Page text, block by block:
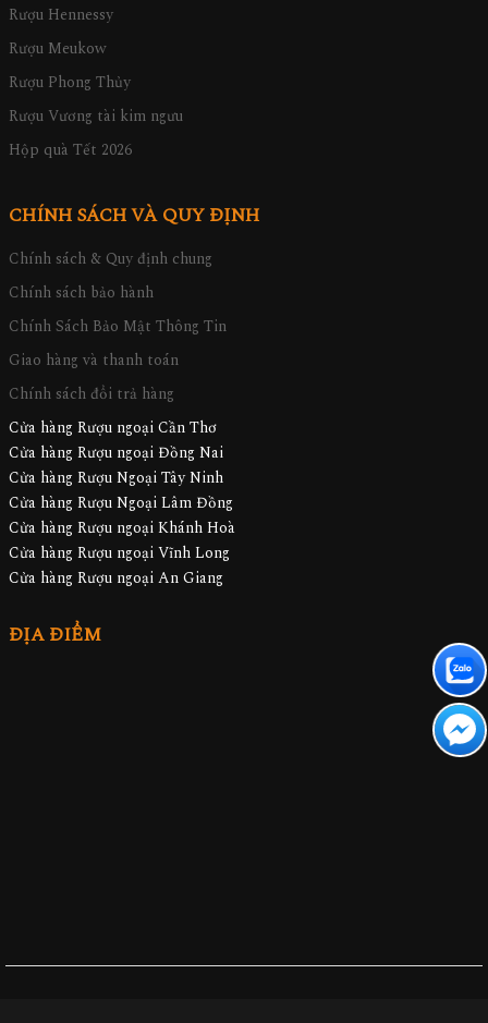
Rượu Hennessy
Rượu Meukow
Rượu Phong Thủy
Rượu Vương tài kim ngưu
Hộp quà Tết 2026
CHÍNH SÁCH VÀ QUY ĐỊNH
Chính sách & Quy định chung
Chính sách bảo hành
Chính Sách Bảo Mật Thông Tin
Giao hàng và thanh toán
Chính sách đổi trả hàng
Cửa hàng Rượu ngoại Cần Thơ
Cửa hàng Rượu ngoại Đồng Nai
Cửa hàng Rượu Ngoại Tây Ninh
Cửa hàng Rượu Ngoại Lâm Đồng
Cửa hàng Rượu ngoại Khánh Hoà
Cửa hàng Rượu ngoại Vĩnh Long
Cửa hàng Rượu ngoại An Giang
ĐỊA ĐIỂM